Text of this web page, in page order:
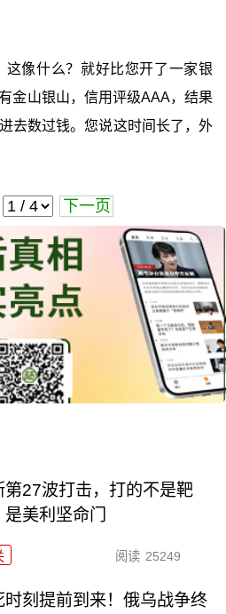
这像什么？就好比您开了一家银
金山银山，信用评级AAA，结果
去数过钱。您说这时间长了，外
下一页
第27波打击，打的不是靶
是美利坚命门
阅读 25249
时刻提前到来！俄乌战争终